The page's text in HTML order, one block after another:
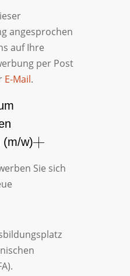
angesprochen
auf Ihre
per Post
E-Mail.
(m/w)
Sie sich